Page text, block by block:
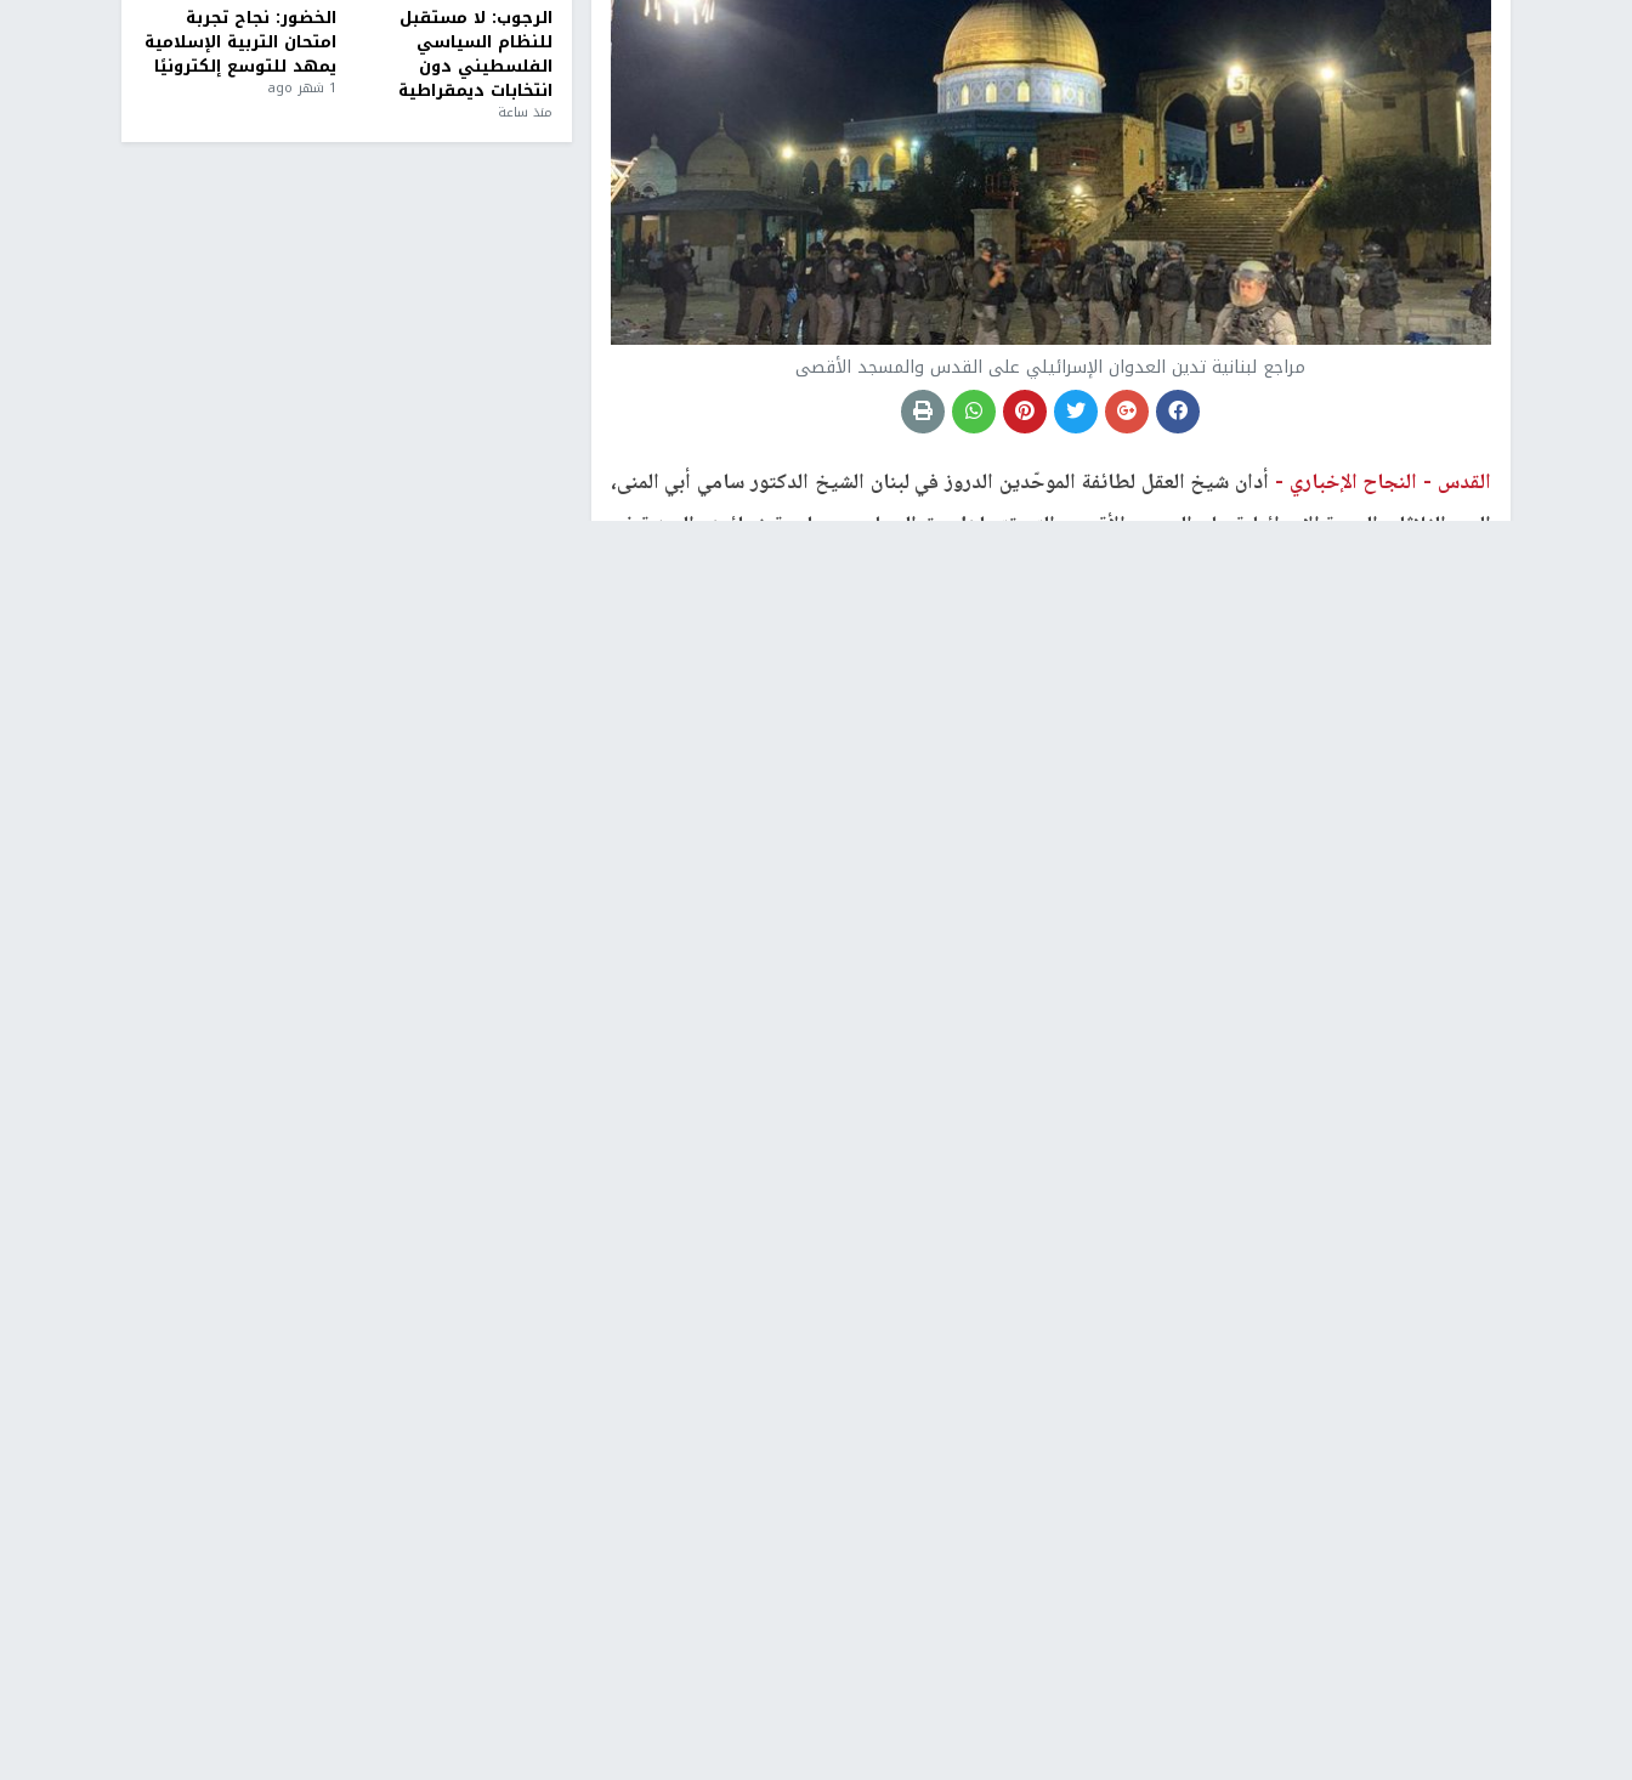
مراجع لبنانية تدين العدوان الإسرائيلي على القدس والمسجد الأقصى
القدس - النجاح الإخباري - أدان شيخ العقل لطائفة الموحّدين الدروز في لبنان الشيخ الدكتور سامي أبي المنى،
اليوم الثلاثاء، الهجمة الإسرائيلية على المسجد الأقصى، التي تتجاهل حق المسلمين بممارسة شعائرهم الدينية في
الرجوب: لا مستقبل
للنظام السياسي
الفلسطيني دون
انتخابات ديمقراطية
منذ ساعة
الخضور: نجاح تجربة
امتحان التربية الإسلامية
يمهد للتوسع إلكترونيًا
1 شهر ago